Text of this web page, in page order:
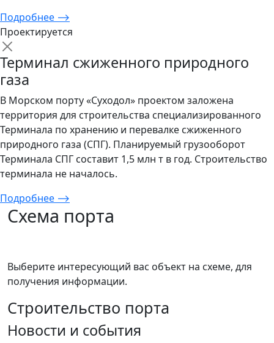
Подробнее ⟶
Проектируется
Терминал сжиженного природного
газа
В Морском порту «Суходол» проектом заложена
территория для строительства специализированного
Терминала по хранению и перевалке сжиженного
природного газа (СПГ). Планируемый грузооборот
Терминала СПГ составит 1,5 млн т в год. Строительство
терминала не началось.
Подробнее ⟶
Схема порта
Выберите интересующий вас объект на схеме, для
получения информации.
Строительство порта
Новости и события